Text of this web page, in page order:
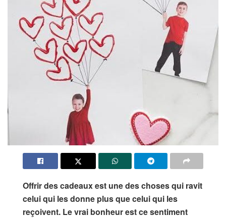
Offrir des cadeaux est une des choses qui ravit
celui qui les donne plus que celui qui les
reçoivent. Le vrai bonheur est ce sentiment